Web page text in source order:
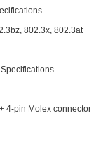
802.3x, 802.3at
4-pin Molex connector